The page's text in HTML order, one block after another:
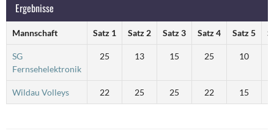
Ergebnisse
Mannschaft Satz 1 Satz 2 Satz 3 Satz 4 Satz 5
SG
Fernsehelektronik
25 13 15 25 10
Wildau Volleys 22 25 25 22 15